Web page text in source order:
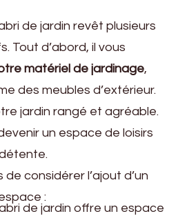
de jardin revêt plusieurs
Tout d’abord, il vous
matériel de jardinage,
des meubles d’extérieur.
jardin rangé et agréable.
un espace de loisirs
considérer l’ajout d’un
:
de jardin offre un espace